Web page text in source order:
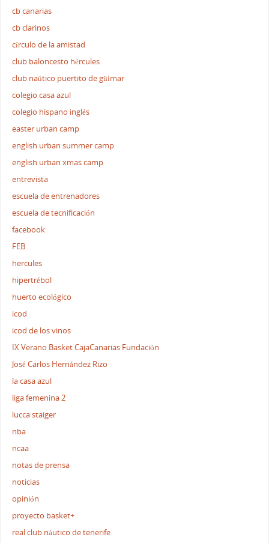
cb canarias
cb clarinos
círculo de la amistad
club baloncesto hércules
club naútico puertito de güímar
colegio casa azul
colegio hispano inglés
easter urban camp
english urban summer camp
english urban xmas camp
entrevista
escuela de entrenadores
escuela de tecnificación
facebook
FEB
hercules
hipertrébol
huerto ecológico
icod
icod de los vinos
IX Verano Basket CajaCanarias Fundación
José Carlos Hernández Rizo
la casa azul
liga femenina 2
lucca staiger
nba
ncaa
notas de prensa
noticias
opinión
proyecto basket+
real club náutico de tenerife